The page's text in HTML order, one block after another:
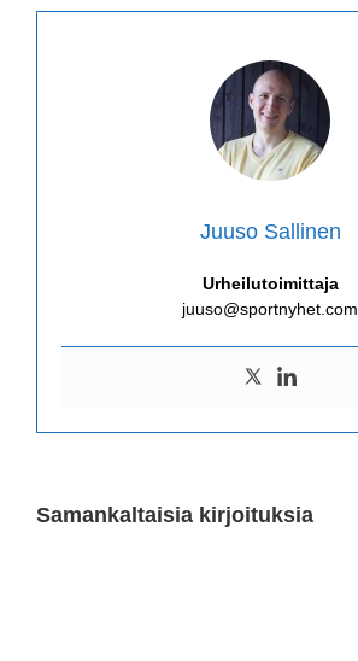
Juuso Sallinen
Urheilutoimittaja
juuso@sportnyhet.com
Samankaltaisia kirjoituksia